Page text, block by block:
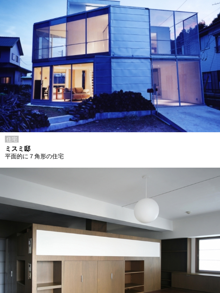
住宅
ミスミ邸
平面的に７角形の住宅